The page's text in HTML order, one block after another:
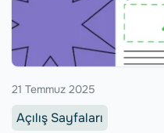
21 Temmuz 2025
Açılış Sayfaları